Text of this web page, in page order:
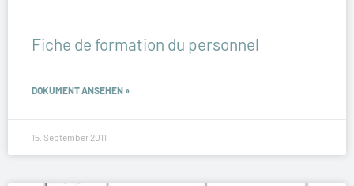
Fiche de formation du personnel
DOKUMENT ANSEHEN »
15. September 2011